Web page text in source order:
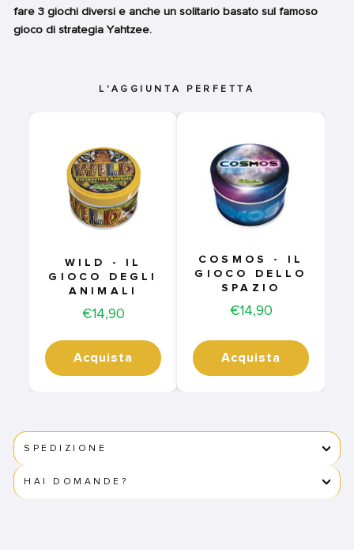
fare 3 giochi diversi e anche un solitario basato sul famoso
gioco di strategia Yahtzee.
L'AGGIUNTA PERFETTA
WILD - IL
GIOCO DEGLI
ANIMALI
Price
€14,90
Acquista
COSMOS - IL
GIOCO DELLO
SPAZIO
Price
€14,90
Acquista
SPEDIZIONE
HAI DOMANDE?